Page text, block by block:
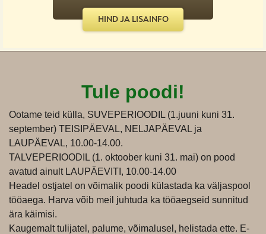
HIND JA LISAINFO
Tule poodi!
Ootame teid külla, SUVEPERIOODIL (1.juuni kuni 31.
september) TEISIPÄEVAL, NELJAPÄEVAL ja
LAUPÄEVAL, 10.00-14.00.
TALVEPERIOODIL (1. oktoober kuni 31. mai) on pood
avatud ainult LAUPÄEVITI, 10.00-14.00
Headel ostjatel on võimalik poodi külastada ka väljaspool
tööaega. Harva võib meil juhtuda ka tööaegseid sunnitud
ära käimisi.
Kaugemalt tulijatel, palume, võimalusel, helistada ette. E-